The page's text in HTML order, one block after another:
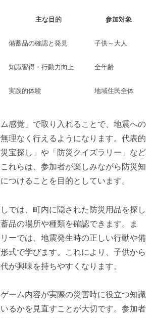
主な目的 参加対象
備蓄品の確認と発見 子供～大人
知識習得・行動力向上 全年齢
実践的体験 地域住民全体
感覚」で取り入れることで、地震への
理なく行えるようになります。代表的
宝探し」や「防災クイズラリー」など
れらは、参加者が楽しみながら防災知
つけることを目的としています。
では、町内に隠された防災用品を探し
品の場所や種類を確認できます。ま
ーでは、地震発生時の正しい行動や備
式で学びます。これにより、子供から
が興味を持ちやすくなります。
ーム内容が実際の災害時に役立つ知識
るかを見直すことが大切です。参加者